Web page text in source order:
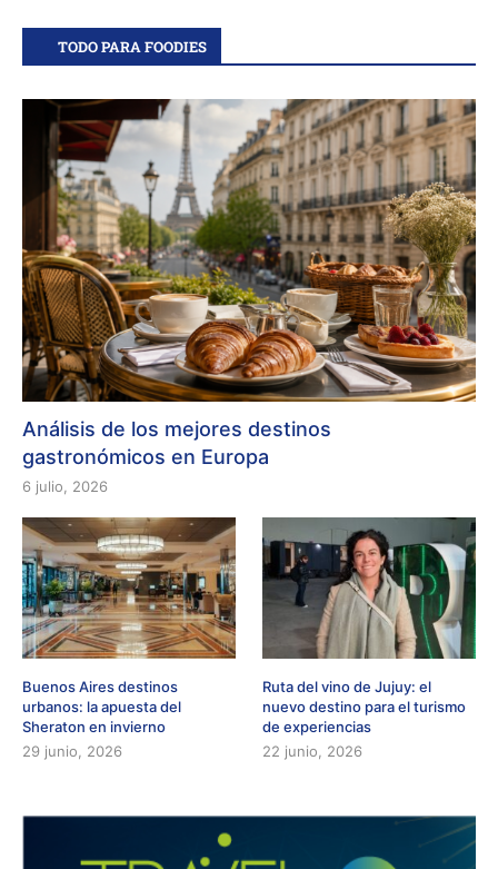
TODO PARA FOODIES
Análisis de los mejores destinos
gastronómicos en Europa
6 julio, 2026
Buenos Aires destinos
urbanos: la apuesta del
Sheraton en invierno
29 junio, 2026
Ruta del vino de Jujuy: el
nuevo destino para el turismo
de experiencias
22 junio, 2026